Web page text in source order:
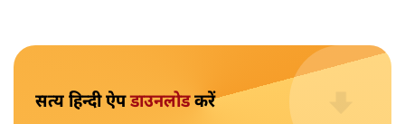
कंठस्थ कर चुका हो। नारे वही पुराने—“विकसित भारत”, “ऑरेंज
इकोनॉमी”, “उत्पादकता”, “लचीलापन”—सब कुछ एक अनुभवी
नेता की सहजता से पिरोया गया।